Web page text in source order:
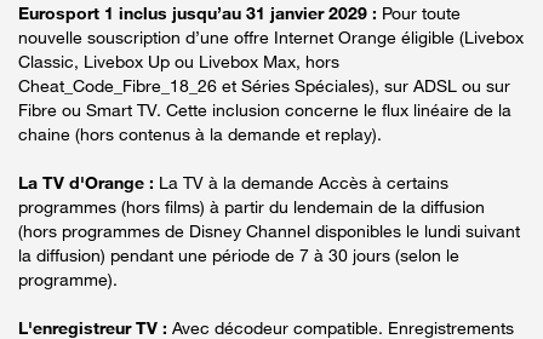
Eurosport 1 inclus jusqu’au 31 janvier 2029 : Pour toute
nouvelle souscription d’une offre Internet Orange éligible (Livebox
Classic, Livebox Up ou Livebox Max, hors
Cheat_Code_Fibre_18_26 et Séries Spéciales), sur ADSL ou sur
Fibre ou Smart TV. Cette inclusion concerne le flux linéaire de la
chaine (hors contenus à la demande et replay).
La TV d'Orange : La TV à la demande Accès à certains
programmes (hors films) à partir du lendemain de la diffusion
(hors programmes de Disney Channel disponibles le lundi suivant
la diffusion) pendant une période de 7 à 30 jours (selon le
programme).
L'enregistreur TV : Avec décodeur compatible. Enregistrements